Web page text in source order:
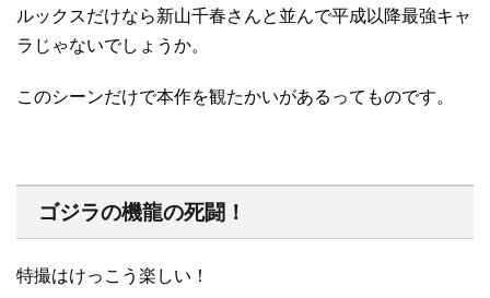
ルックスだけなら新山千春さんと並んで平成以降最強キャ
ラじゃないでしょうか。
このシーンだけで本作を観たかいがあるってものです。
ゴジラの機龍の死闘！
特撮はけっこう楽しい！